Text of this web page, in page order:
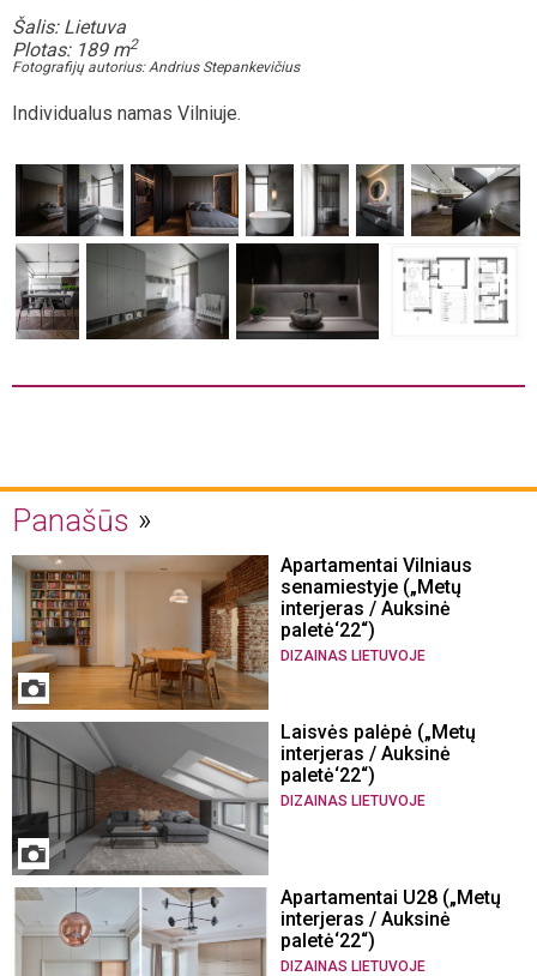
Šalis: Lietuva
Plotas: 189 m2
Fotografijų autorius: Andrius Stepankevičius
Individualus namas Vilniuje.
Panašūs
Apartamentai Vilniaus
senamiestyje („Metų
interjeras / Auksinė
paletė‘22“)
DIZAINAS LIETUVOJE
Laisvės palėpė („Metų
interjeras / Auksinė
paletė‘22“)
DIZAINAS LIETUVOJE
Apartamentai U28 („Metų
interjeras / Auksinė
paletė‘22“)
DIZAINAS LIETUVOJE